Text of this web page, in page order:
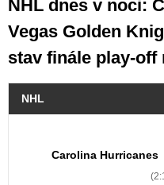
NHL dnes v noci:
Vegas Golden
stav finále play-off
NHL
Carolina Hurricanes